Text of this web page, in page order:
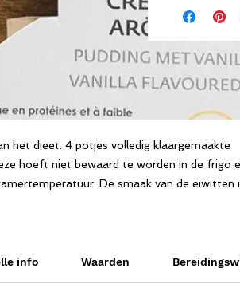
het dieet. 4 potjes volledig klaargemaakte
hoeft niet bewaard te worden in de frigo
De smaak van de eiwitten
(Dietimeal Chocoladepudding).
info Waarden